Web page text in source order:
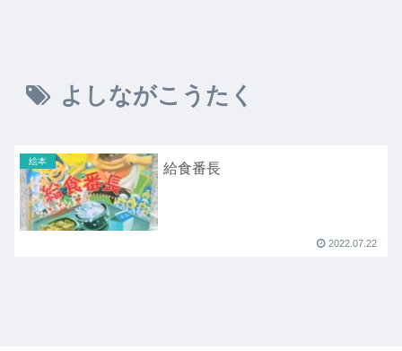
よしながこうたく
絵本 給食番長
2022.07.22